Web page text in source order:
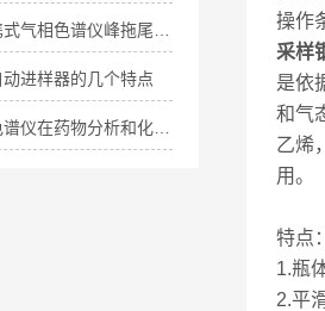
操作
采样
是依
和气
乙烯
用。
特点
1.瓶
2.平
进样器的几个特点
便携式气相色谱仪在药物分析和化学工业中得到了广泛应用